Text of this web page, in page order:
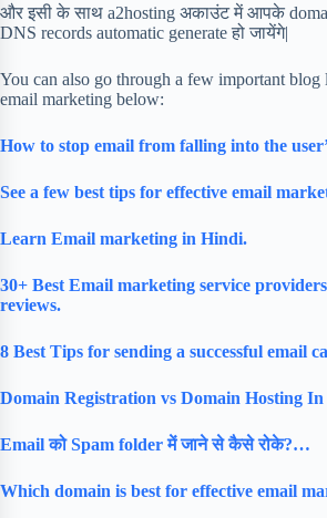
और इसी के साथ a2hosting अकाउंट में आपके
DNS records automatic generate हो जायेंगे|
You can also go through a few important blog
email marketing below:
How to stop email from falling into the
See a few best tips for effective email
Learn Email marketing in Hindi.
30+ Best Email marketing service
reviews.
8 Best Tips for sending a successful email
Domain Registration vs Domain Hosting
Email को Spam folder में जाने से कैसे रोके?…
Which domain is best for effective email